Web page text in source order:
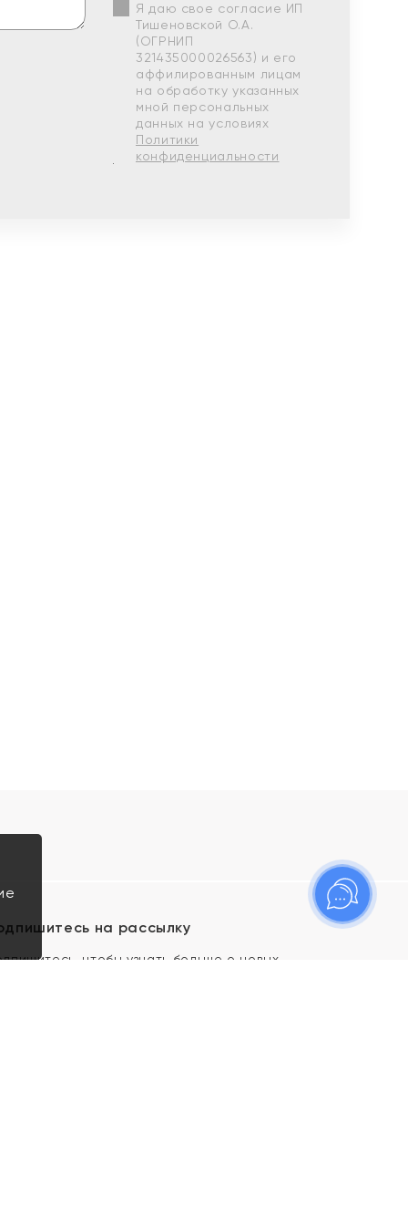
Я даю свое согласие ИП
Тишеновской О.А.
(ОГРНИП
321435000026563) и его
аффилированным лицам
на обработку указанных
мной персональных
данных на условиях
Политики
конфиденциальности
на рассылку
чтобы узнать больше о новых